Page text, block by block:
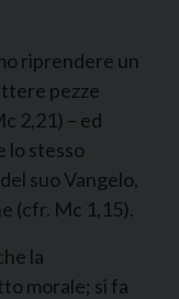
riprendere un
pezze
2,21) – ed
lo stesso
suo Vangelo,
(cfr. Mc 1,15).
la
morale; si fa